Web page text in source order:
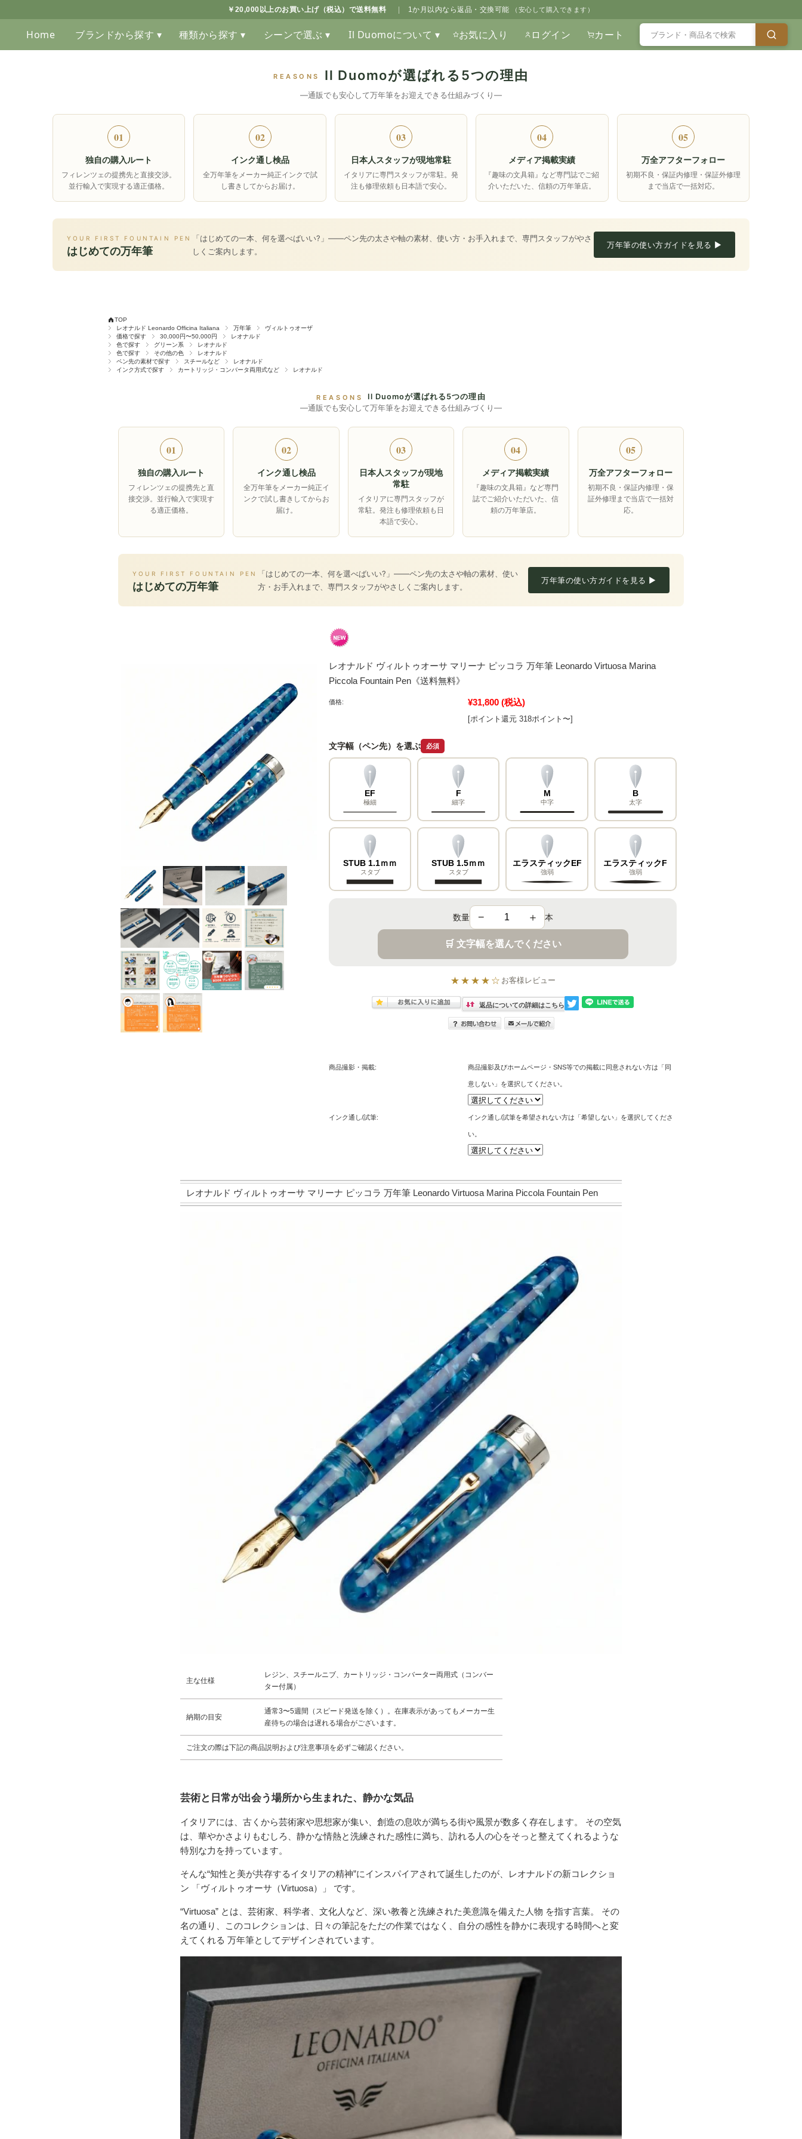
￥20,000以上のお買い上げ（税込）で送料無料 1か月以内なら返品・交換可能 （安心して購入できます）
Home ブランドから探す ▾ 種類から探す ▾ シーンで選ぶ ▾ Il Duomoについて ▾ お気に入り ログイン カート
REASONS Il Duomoが選ばれる5つの理由
―通販でも安心して万年筆をお迎えできる仕組みづくり―
01
独自の購入ルート
フィレンツェの提携先と直接交渉。
並行輸入で実現する適正価格。
02
インク通し検品
全万年筆をメーカー純正インクで試
し書きしてからお届け。
03
日本人スタッフが現地常駐
イタリアに専門スタッフが常駐。発
注も修理依頼も日本語で安心。
04
メディア掲載実績
『趣味の文具箱』など専門誌でご紹
介いただいた、信頼の万年筆店。
05
万全アフターフォロー
初期不良・保証内修理・保証外修理
まで当店で一括対応。
YOUR FIRST FOUNTAIN PEN
はじめての万年筆
「はじめての一本、何を選べばいい?」――ペン先の太さや軸の素材、使い方・お手入れまで、専門スタッフがやさ
しくご案内します。
万年筆の使い方ガイドを見る ▶
TOP
レオナルド Leonardo Officina Italiana
万年筆
ヴィルトゥオーザ
価格で探す
30,000円〜50,000円
レオナルド
色で探す
グリーン系
レオナルド
色で探す
その他の色
レオナルド
ペン先の素材で探す
スチールなど
レオナルド
インク方式で探す
カートリッジ・コンバータ両用式など レオナルド
REASONS Il Duomoが選ばれる5つの理由
―通販でも安心して万年筆をお迎えできる仕組みづくり―
01
独自の購入ルート
フィレンツェの提携先と直
接交渉。並行輸入で実現す
る適正価格。
02
インク通し検品
全万年筆をメーカー純正イ
ンクで試し書きしてからお
届け。
03
日本人スタッフが現地
常駐
イタリアに専門スタッフが
常駐。発注も修理依頼も日
本語で安心。
04
メディア掲載実績
『趣味の文具箱』など専門
誌でご紹介いただいた、信
頼の万年筆店。
05
万全アフターフォロー
初期不良・保証内修理・保
証外修理まで当店で一括対
応。
YOUR FIRST FOUNTAIN PEN
はじめての万年筆
「はじめての一本、何を選べばいい?」――ペン先の太さや軸の素材、使い
方・お手入れまで、専門スタッフがやさしくご案内します。
万年筆の使い方ガイドを見る ▶
レオナルド ヴィルトゥオーサ マリーナ ピッコラ 万年筆 Leonardo Virtuosa Marina
Piccola Fountain Pen《送料無料》
価格: ¥31,800 (税込)
[ポイント還元 318ポイント〜]
文字幅（ペン先）を選ぶ 必須
EF
極細
F
細字
M
中字
B
太字
STUB 1.1ｍｍ
スタブ
STUB 1.5ｍｍ
スタブ
エラスティックEF
強弱
エラスティックF
強弱
数量 − ＋ 本
🛒 文字幅を選んでください
★★★★☆ お客様レビュー
返品についての詳細はこちら
商品撮影・掲載: 商品撮影及びホームページ・SNS等での掲載に同意されない方は「同
意しない」を選択してください。
インク通し/試筆: インク通し/試筆を希望されない方は「希望しない」を選択してくださ
い。
レオナルド ヴィルトゥオーサ マリーナ ピッコラ 万年筆 Leonardo Virtuosa Marina Piccola Fountain Pen
主な仕様
レジン、スチールニブ、カートリッジ・コンバーター両用式（コンバー
ター付属）
納期の目安
通常3〜5週間（スピード発送を除く）。在庫表示があってもメーカー生
産待ちの場合は遅れる場合がございます。
ご注文の際は下記の商品説明および注意事項を必ずご確認ください。
芸術と日常が出会う場所から生まれた、静かな気品
イタリアには、古くから芸術家や思想家が集い、創造の息吹が満ちる街や風景が数多く存在します。 その空気
は、華やかさよりもむしろ、静かな情熱と洗練された感性に満ち、訪れる人の心をそっと整えてくれるような
特別な力を持っています。
そんな“知性と美が共存するイタリアの精神”にインスパイアされて誕生したのが、レオナルドの新コレクショ
ン 「ヴィルトゥオーサ（Virtuosa）」 です。
“Virtuosa” とは、芸術家、科学者、文化人など、深い教養と洗練された美意識を備えた人物 を指す言葉。 その
名の通り、このコレクションは、日々の筆記をただの作業ではなく、自分の感性を静かに表現する時間へと変
えてくれる 万年筆としてデザインされています。